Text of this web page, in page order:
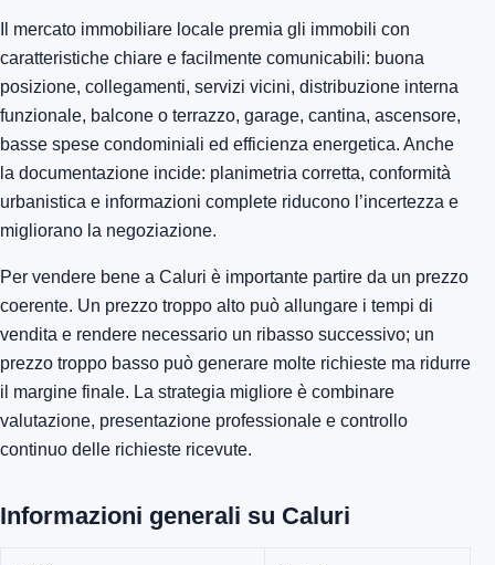
Il mercato immobiliare locale premia gli immobili con
caratteristiche chiare e facilmente comunicabili: buona
posizione, collegamenti, servizi vicini, distribuzione interna
funzionale, balcone o terrazzo, garage, cantina, ascensore,
basse spese condominiali ed efficienza energetica. Anche
la documentazione incide: planimetria corretta, conformità
urbanistica e informazioni complete riducono l’incertezza e
migliorano la negoziazione.
Per vendere bene a Caluri è importante partire da un prezzo
coerente. Un prezzo troppo alto può allungare i tempi di
vendita e rendere necessario un ribasso successivo; un
prezzo troppo basso può generare molte richieste ma ridurre
il margine finale. La strategia migliore è combinare
valutazione, presentazione professionale e controllo
continuo delle richieste ricevute.
Informazioni generali su Caluri